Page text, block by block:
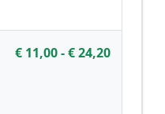
€ 11,00 - € 24,20